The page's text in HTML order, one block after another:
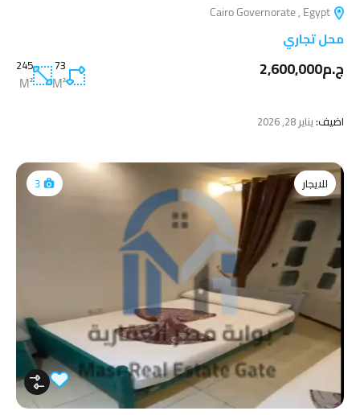
محل تجاري
ج.م2,600,000 73
M²
245
M²
اضيف:يناير 28, 2026
للايجار 3